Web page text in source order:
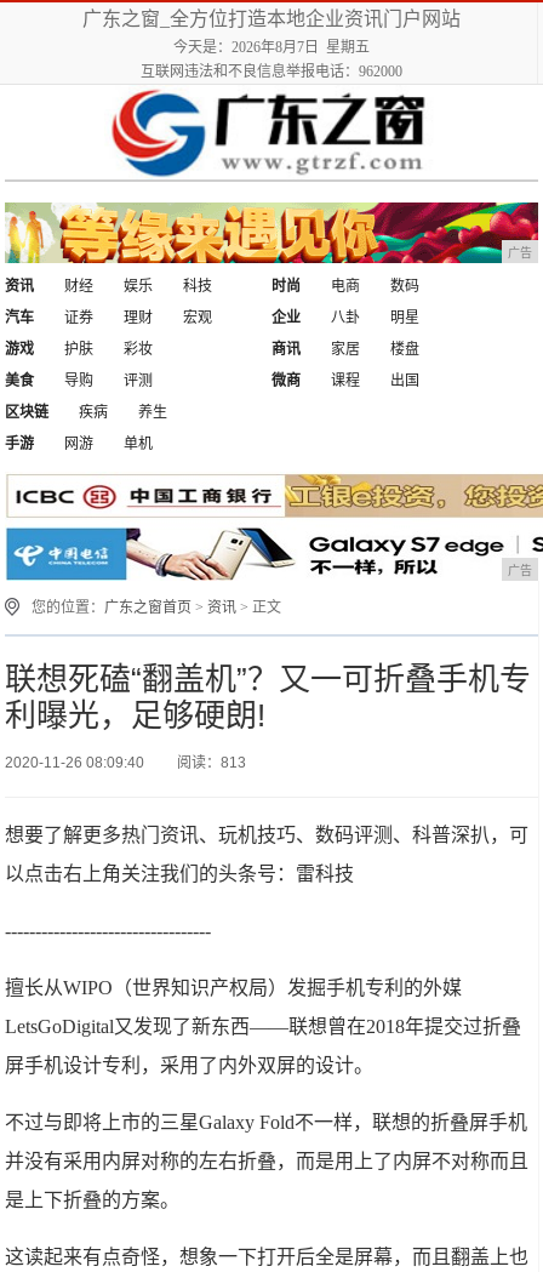
广东之窗_全方位打造本地企业资讯门户网站
今天是：2026年8月7日 星期五
互联网违法和不良信息举报电话：962000
广告
资讯 财经 娱乐
科技
汽车
证券 理财 宏观
时尚 电商
数码
企业
八卦
明星
游戏
护肤
彩妆
美食
导购 评测
商讯 家居
楼盘
微商
课程
出国
区块链
疾病
养生
手游
网游 单机
广告
您的位置： 广东之窗首页 >资讯 > 正文
联想死磕“翻盖机”？又一可折叠手机专
利曝光，足够硬朗!
2020-11-26 08:09:40 阅读：813
想要了解更多热门资讯、玩机技巧、数码评测、科普深扒，可
以点击右上角关注我们的头条号：雷科技
----------------------------------
擅长从WIPO（世界知识产权局）发掘手机专利的外媒
LetsGoDigital又发现了新东西——联想曾在2018年提交过折叠
屏手机设计专利，采用了内外双屏的设计。
不过与即将上市的三星Galaxy Fold不一样，联想的折叠屏手机
并没有采用内屏对称的左右折叠，而是用上了内屏不对称而且
是上下折叠的方案。
这读起来有点奇怪，想象一下打开后全是屏幕，而且翻盖上也